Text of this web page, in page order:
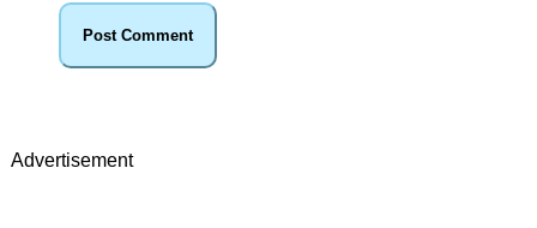
Advertisement